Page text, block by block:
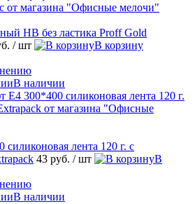
HB без ластика Proff Gold
/ шт
В корзину
В наличии
лента 120 г. с
43 руб. / шт
В
В наличии